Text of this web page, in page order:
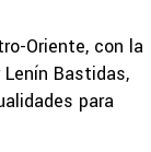
Oriente, con la
Bastidas,
para